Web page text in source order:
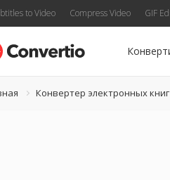
to Video Compress Video GIF
Конвертер электронных книг